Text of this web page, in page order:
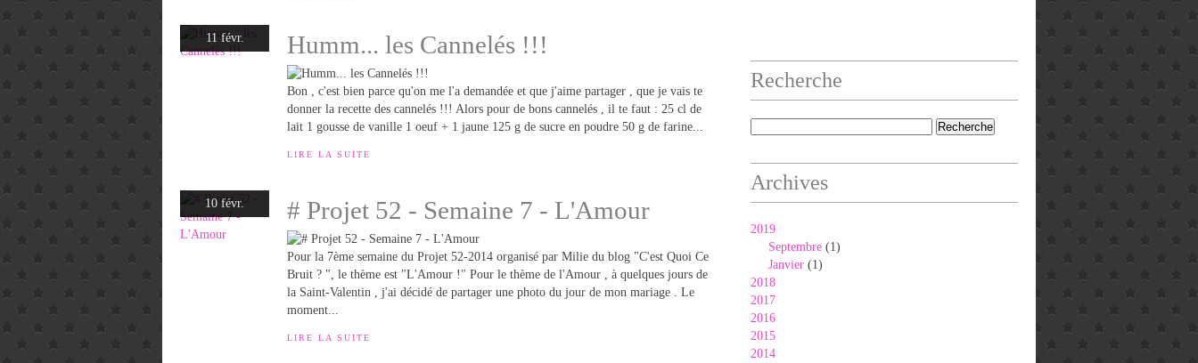
11 févr. Humm... les Cannelés !!!
Bon , c'est bien parce qu'on me l'a demandée et que j'aime partager , que je vais te
donner la recette des cannelés !!! Alors pour de bons cannelés , il te faut : 25 cl de
lait 1 gousse de vanille 1 oeuf + 1 jaune 125 g de sucre en poudre 50 g de farine...
LIRE LA SUITE
10 févr. # Projet 52 - Semaine 7 - L'Amour
Pour la 7ème semaine du Projet 52-2014 organisé par Milie du blog "C'est Quoi Ce
Bruit ? ", le thème est "L'Amour !" Pour le thème de l'Amour , à quelques jours de
la Saint-Valentin , j'ai décidé de partager une photo du jour de mon mariage . Le
moment...
LIRE LA SUITE
Recherche
Archives
2019
Septembre (1)
Janvier (1)
2018
2017
2016
2015
2014